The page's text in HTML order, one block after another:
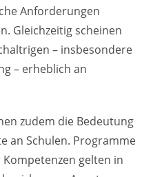
Anforderungen
Gleichzeitig scheinen
– insbesondere
– erheblich an
zudem die Bedeutung
an Schulen. Programme
gelten in